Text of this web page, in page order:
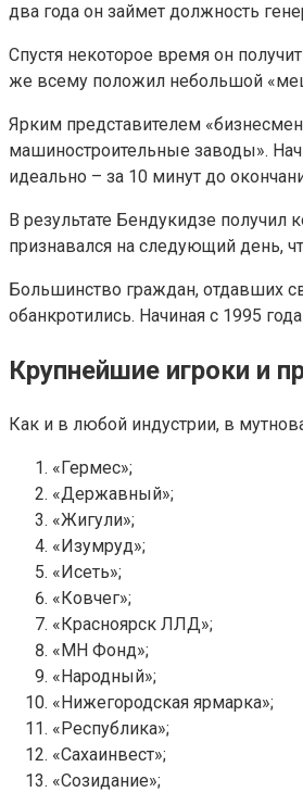
два года он займет должность
Спустя некоторое время он
же всему положил небольшой
Ярким представителем
машиностроительные заводы».
идеально – за 10 минут до
В результате Бендукидзе
признавался на следующий день,
Большинство граждан, отдавших
обанкротились. Начиная с 1995
Крупнейшие игроки и
Как и в любой индустрии, в
«Гермес»;
«Державный»;
«Жигули»;
«Изумруд»;
«Исеть»;
«Ковчег»;
«Красноярск ЛЛД»;
«МН Фонд»;
«Народный»;
«Нижегородская ярмарка»;
«Республика»;
«Сахаинвест»;
«Созидание»;